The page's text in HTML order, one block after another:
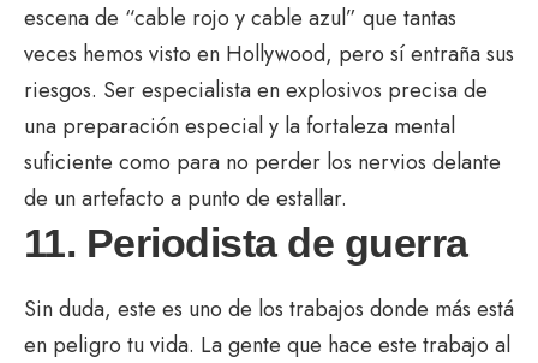
escena de “cable rojo y cable azul” que tantas
veces hemos visto en Hollywood, pero sí entraña sus
riesgos. Ser especialista en explosivos precisa de
una preparación especial y la fortaleza mental
suficiente como para no perder los nervios delante
de un artefacto a punto de estallar.
11. Periodista de guerra
Sin duda, este es uno de los trabajos donde más está
en peligro tu vida. La gente que hace este trabajo al